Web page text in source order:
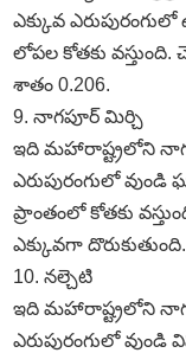
ఎక్కువ
లోపల కోతకు వస్తుంది.
శాతం 0.206.
9. నాగపూర్‌ మిర్చి
ఇది మహారాష్ట్రలోని
ఎరుపురంగులో
ప్రాంతంలో కోతకు
ఎక్కువగా దొరుకుతుంది.
10. నల్చెటి
ఇది మహారాష్ట్రలోని
ఎరుపురంగులో